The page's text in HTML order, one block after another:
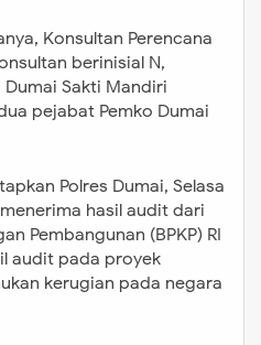
Konsultan Perencana
berinisial N,
Dumai Sakti Mandiri
pejabat Pemko Dumai
Polres Dumai, Selasa
hasil audit dari
Pembangunan (BPKP) RI
audit pada proyek
kerugian pada negara